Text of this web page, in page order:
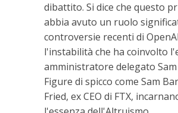
dibattito. Si dice che questo
abbia avuto un ruolo
controversie recenti di
l'instabilità che ha coinvolto
amministratore delegato
Figure di spicco come Sam
Fried, ex CEO di FTX,